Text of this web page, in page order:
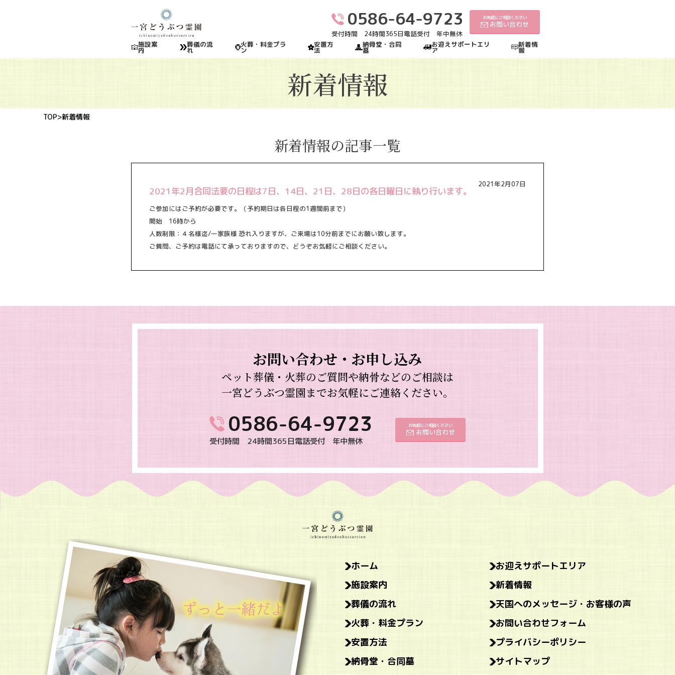
0586-64-9723
受付時間 24時間365日電話受付 年中無休
お気軽にご相談ください
お問い合わせ
施設案
内
葬儀の流
れ
火葬・料金プラ
ン
安置方
法
納骨堂・合同
墓
お迎えサポートエリ
ア
新着情
報
新着情報
TOP>新着情報
新着情報の記事一覧
2021年2月07日
2021年2月合同法要の日程は7日、14日、21日、28日の各日曜日に執り行います。
ご参加にはご予約が必要です。（予約期日は各日程の1週間前まで）
開始 16時から
人数制限：４名様迄/一家族様 恐れ入りますが、ご来場は10分前までにお願い致します。
ご質問、ご予約は電話にて承っておりますので、どうぞお気軽にご相談ください。
お問い合わせ・お申し込み
ペット葬儀・火葬のご質問や納骨などのご相談は
一宮どうぶつ霊園までお気軽にご連絡ください。
0586-64-9723
受付時間 24時間365日電話受付 年中無休
お気軽にご相談ください
お問い合わせ
ホーム
施設案内
葬儀の流れ
火葬・料金プラン
安置方法
納骨堂・合同墓
お迎えサポートエリア
新着情報
天国へのメッセージ・お客様の声
お問い合わせフォーム
プライバシーポリシー
サイトマップ